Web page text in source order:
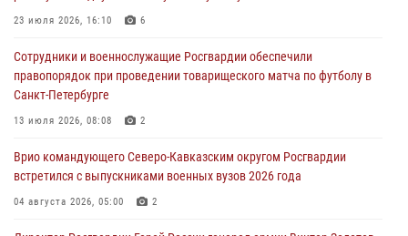
06 августа 2026, 11:56
угрожавшего подростку травматическим пистолетом
06 августа 2026, 11:33 1
В Зауралье при содействии СОБР Росгвардии ликвидирована
06 августа 2026, 11:27
В Москве росгвардейцы задержали троих мужчин, устроивших
23 июля 2026, 16:10 6
Сотрудники и военнослужащие Росгвардии обеспечили
правопорядок при проведении товарищеского матча по футболу в
Санкт-Петербурге
13 июля 2026, 08:08 2
Врио командующего Северо-Кавказским округом Росгвардии
встретился с выпускниками военных вузов 2026 года
04 августа 2026, 05:00 2